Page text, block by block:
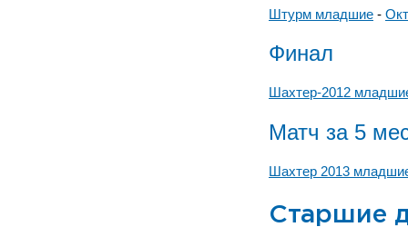
Штурм младшие -
Финал
Шахтер-2012
Матч за 5
Шахтер 2013
Старшие